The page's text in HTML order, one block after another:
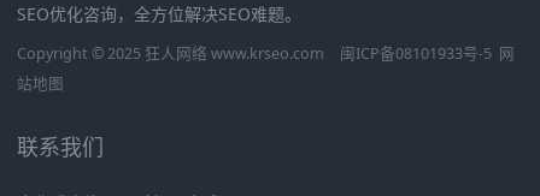
SEO优化咨询，全方位解决SEO难题。
Copyright © 2025 狂人网络 www.krseo.com 闽ICP备08101933号-5 网
站地图
联系我们